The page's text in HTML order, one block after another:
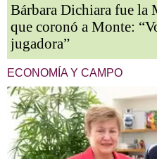
Bárbara Dichiara fue la
que coronó a Monte:
jugadora”
ECONOMÍA Y CAMPO